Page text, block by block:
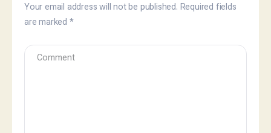
Your email address will not be published. Required fields
are marked *